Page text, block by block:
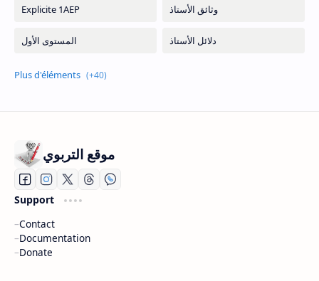
موقع التربوي
Support
Contact
Documentation
Donate